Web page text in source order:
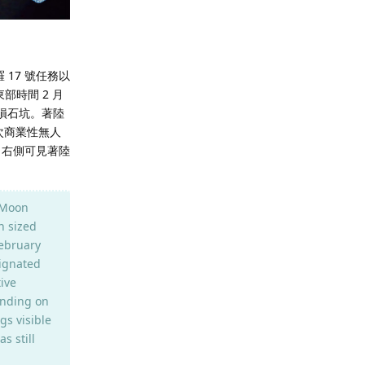
17 號任務以
時間 2 月
石坑。著陸
業性無人
側可見著陸
sized
on
visible
still